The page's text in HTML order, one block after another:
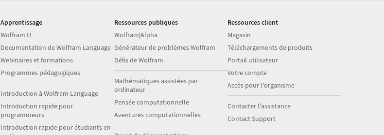
Apprentissage
Wolfram U
Documentation de Wolfram Language
Webinaires et formations
Programmes pédagogiques
Introduction à Wolfram Language
Introduction rapide pour
programmeurs
Introduction rapide pour étudiants en
Ressources publiques
Wolfram|Alpha
Générateur de problèmes Wolfram
Défis de Wolfram
Mathématiques assistées par
ordinateur
Pensée computationnelle
Aventures computationnelles
Ressources client
Magasin
Téléchargements de produits
Portail utilisateur
Votre compte
Accès pour l'organisme
Contacter l'assistance
Contact Support